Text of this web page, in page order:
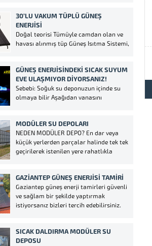
enerji adına tüm gerekli belgelere sahip
olmakta birlikte Kosgeb’in katkısıyla
gücüne güç katıyor. Gaziantep’te sizlere
daha iyi hizmet vererek...
30’LU VAKUM TÜPLÜ GÜNEŞ
ENERJISI
Doğal teorisi Tümüyle camdan olan ve
havası alınmış tüp Güneş Isıtma Sistemi,
enerjisini ısı enerjisine dönüştürür.
Sistemin verimli çalışması için ilave bir
güç kaynağına hiç gerek yoktur. Havası
alınmış tüplerin...
GÜNEŞ ENERJISINDEKI SICAK SUYUM
EVE ULAŞMIYOR DIYORSANIZ!
Sebebi: Soğuk su deponuzun içinde su
olmaya bilir Aşağıdan vanasını
dolayı tıkanmış olabilir Güneş enerji
içerisinde hava yapmış veyahut
vakumlama yapmış olabilir. Çözüm:
Çatıdaki veya damdaki güneş enerjinizin
MODÜLER SU DEPOLARI
NEDEN MODÜLER DEPO? En dar veya
küçük yerlerden parçalar halinde tek tek
geçirilerek istenilen yere rahatlıkla
şartlarında üretildiğinden dolayı çok
uzun yıllar bakım gerektirmeden temiz
ve hijyenik bir şekilde kullanılabilir. Uzun
ömürlü...
GAZIANTEP GÜNEŞ ENERJISI TAMIRI
Gaziantep güneş enerji tamirleri güvenli
ve sağlam bir şekilde yaptırmak
istiyorsanız bizleri tercih edebilirsiniz.
hizmetlerimizi bizleri takip ederek
görebilirsiniz. Gaziantep güneş enerji
SICAK DALDIRMA MODÜLER SU
DEPOSU